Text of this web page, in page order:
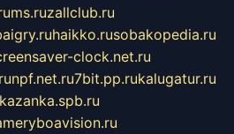
zallclub.ru
haikko.rusobakopedia.ru
clock.net.ru
npf.net.ru7bit.pp.rukalugatur.ru
kazanka.spb.ru